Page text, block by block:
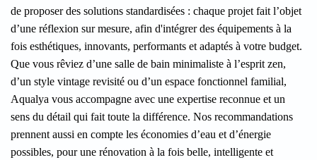
de proposer des solutions standardisées : chaque projet fait l’objet
d’une réflexion sur mesure, afin d'intégrer des équipements à la
fois esthétiques, innovants, performants et adaptés à votre budget.
Que vous rêviez d’une salle de bain minimaliste à l’esprit zen,
d’un style vintage revisité ou d’un espace fonctionnel familial,
Aqualya vous accompagne avec une expertise reconnue et un
sens du détail qui fait toute la différence. Nos recommandations
prennent aussi en compte les économies d’eau et d’énergie
possibles, pour une rénovation à la fois belle, intelligente et